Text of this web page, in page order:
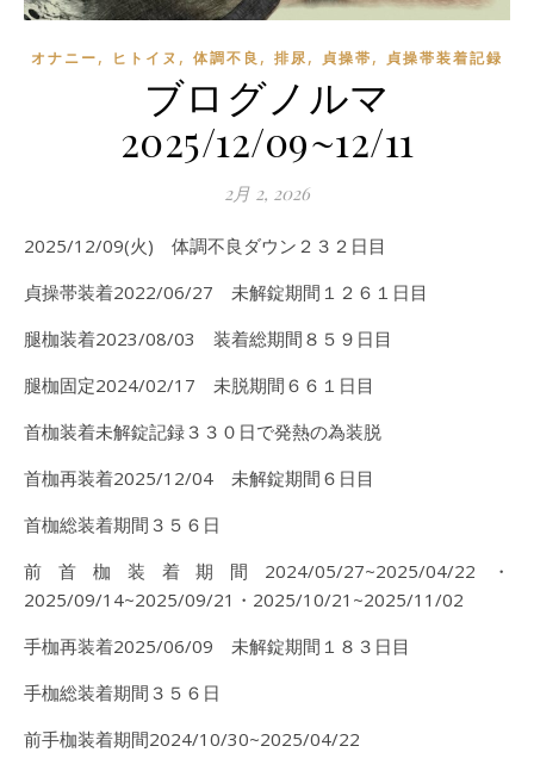
オナニー, ヒトイヌ , 体調不良 , 排尿, 貞操帯, 貞操帯装着記録
ブログノルマ
2025/12/09~12/11
2月 2, 2026
2025/12/09(火) 体調不良ダウン２３２日目
貞操帯装着2022/06/27 未解錠期間１２６１日目
腿枷装着2023/08/03 装着総期間８５９日目
腿枷固定2024/02/17 未脱期間６６１日目
首枷装着未解錠記録３３０日で発熱の為装脱
首枷再装着2025/12/04 未解錠期間６日目
首枷総装着期間３５６日
前首枷装着期間2024/05/27~2025/04/22・
2025/09/14~2025/09/21・2025/10/21~2025/11/02
手枷再装着2025/06/09 未解錠期間１８３日目
手枷総装着期間３５６日
前手枷装着期間2024/10/30~2025/04/22